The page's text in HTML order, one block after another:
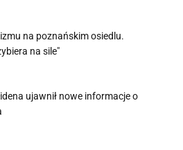
na poznańskim osiedlu.
na sile"
ujawnił nowe informacje o